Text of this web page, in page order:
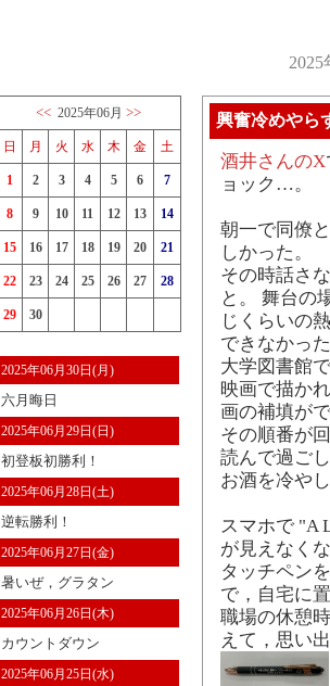
<< 2025年06月 >>
日 月 火 水 木 金 土
1 2 3 4 5 6 7
8 9 10 11 12 13 14
15 16 17 18 19 20 21
22 23 24 25 26 27 28
29 30
2025年06月30日(月)
六月晦日
2025年06月29日(日)
初登板初勝利！
2025年06月28日(土)
逆転勝利！
2025年06月27日(金)
暑いぜ，グラタン
2025年06月26日(木)
カウントダウン
2025年06月25日(水)
興奮冷めやら
酒井さんのX
ョック…。
朝一で同僚
しかった。
その時話さ
と。 舞台の
じくらいの
できなかっ
大学図書館
映画で描か
画の補填が
その順番が
読んで過ご
お酒を冷や
スマホで "A
が見えなく
タッチペン
で，自宅に
職場の休憩
えて，思い